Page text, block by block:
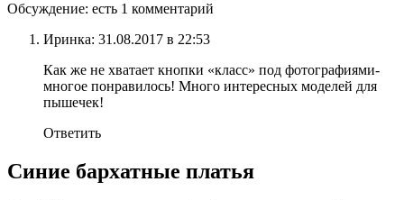
Обсуждение: есть 1 комментарий
Иринка: 31.08.2017 в 22:53
Как же не хватает кнопки «класс» под фотографиями-
многое понравилось! Много интересных моделей для
пышечек!
Ответить
Синие бархатные платья